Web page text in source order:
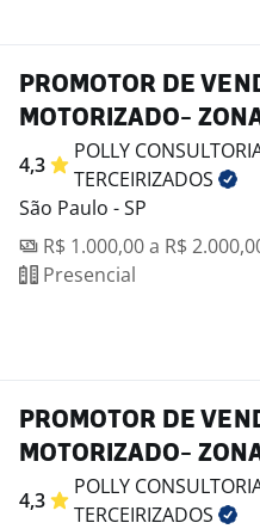
PROMOTOR DE
MOTORIZADO-
4,3
POLLY
TERCEIRIZADOS
São Paulo - SP
R$ 1.000,00 a R$
Presencial
PROMOTOR DE
MOTORIZADO-
4,3
POLLY
TERCEIRIZADOS